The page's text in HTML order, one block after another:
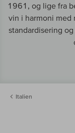
1961, og lige fra
vin i harmoni
standardisering
Italien